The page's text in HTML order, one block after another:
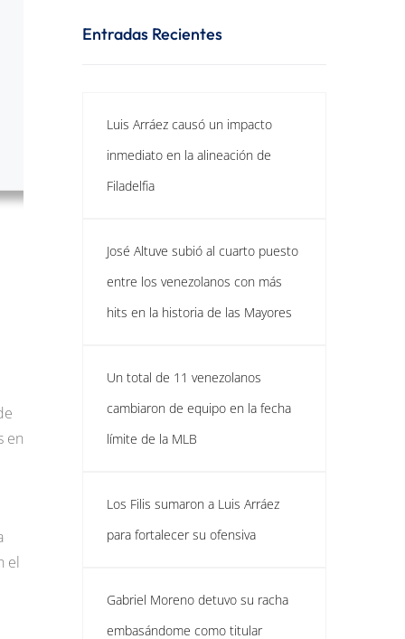
en
el
Entradas Recientes
Luis Arráez causó un impacto
inmediato en la alineación de
Filadelfia
José Altuve subió al cuarto puesto
entre los venezolanos con más
hits en la historia de las Mayores
Un total de 11 venezolanos
cambiaron de equipo en la fecha
límite de la MLB
Los Filis sumaron a Luis Arráez
para fortalecer su ofensiva
Gabriel Moreno detuvo su racha
embasándome como titular